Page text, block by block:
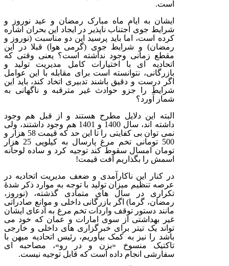
است.
ایشان به ایام ماه مبارک رمضان و عید نوروز و
شرایط جوی اجتناب ناپذیر در ایجاد این بحران اشاره
کرده است، اما باید پرسید این دو مناسبت (نوروز و
رمضان) و شرایط جوی (گرمی هوا) قبلا در این
مقطع زمانی وجود نداشته است؟ یعنی وقتی که
اتحادیه ای با اختیارات کامل مدیریت تولید و
بازرگانی، نتوانسته است برای مقابله با این عوامل
اگر درست و دقیق باشند تدبیری اتخاد کند، باید این
شرایط را جزو حوادث غیر مترقبه و ناگهانی به
شمار آورد؟
البته این دلایل مطرح هستند و از قبل هم وجود
داشته اند، سال 1400 و 1401 هم وجود داشتند، ولی
نمی توان بی کفایتی را تا این حد که قیمت 58 هزار و
500 تومانی تخم مرغ پارسال به کیلویی 25 هزار
تومان امسال سقوط کند توجیه کرد و ساده لوحانه
اسمش را بگذاریم افت قیمت!
در کنار این ناکارآمدی و ضعف مدیریت اتحادیه در
عرصه تنظیم میزان تولید با توجه به موارد ذکر شدۀ
تکراری در سال های متمادی گذشته، (نوروز،
رمضان، گرما) اگر بازرگانی داخلی و موانع صادراتی
مانند دستور توقف واردات تخم مرغ به ادعای ایشان
غیر بهداشتی از سوی امارات و عمان که خود می
تواند یک تیتر برای خبرگزاری های داخلی و خارجی
باشد را نیز به کمک بیاوریم، رئیس اتحادیه میهن با
تاکتیک منسوخ «بزن و در رو»، مصاحبه ای
سفارشی انجام داده است که قابل توجیه نیست.